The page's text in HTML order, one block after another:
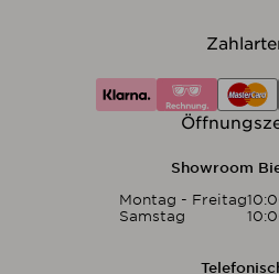
Showroom
Montag - Freitag
Samstag